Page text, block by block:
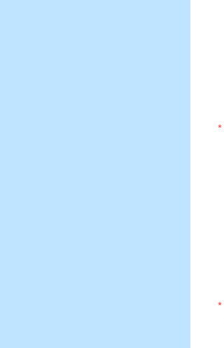
*
*